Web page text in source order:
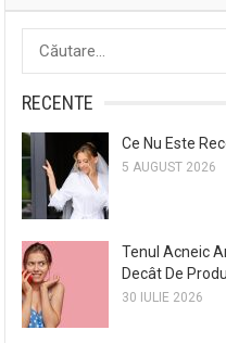
Caută
după:
RECENTE
Ce Nu Este
5 AUGUST 2026
Tenul Acneic
Decât De
30 IULIE 2026